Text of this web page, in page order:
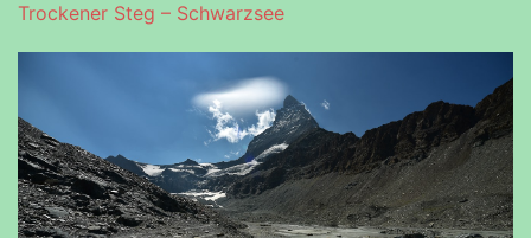
Trockener Steg – Schwarzsee